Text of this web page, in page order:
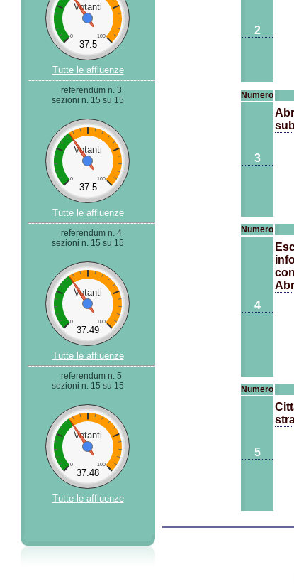
Votanti
0 100
37.5
Tutte le affluenze
referendum n. 3
sezioni n. 15 su 15
Votanti
0 100
37.5
Tutte le affluenze
referendum n. 4
sezioni n. 15 su 15
Votanti
0 100
37.49
Tutte le affluenze
referendum n. 5
sezioni n. 15 su 15
Votanti
0 100
37.48
Tutte le affluenze
2
Numero
3
Numero
4
Numero
5